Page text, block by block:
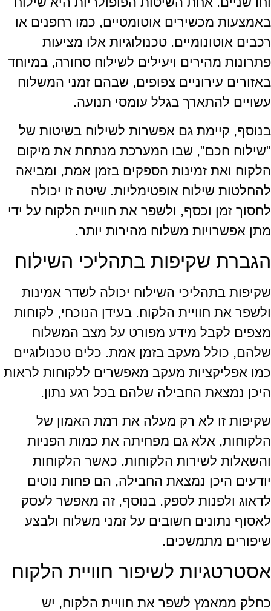
באמצעות מכשירים אוטומטיים, כמו רחפנים או
רכבים אוטונומיים. טכנולוגיות אלו מציעות
פתרונות מהירים ויעילים לשילוח סחורה, במיוחד
באזורים עירוניים צפופים, שבהם זמני המשלוח
עשויים להתארך בגלל עומסי תנועה.
בנוסף, קיימת גם אפשרות לשילוח בשיטות של
"שילוח חכם", שבו המערכת מנתחת את מיקום
הלקוח ואת זמינות הספקים בזמן אמת, ומביאה
להחלטות שילוח אופטימליות. שיטה זו יכולה
לחסוך זמן וכסף, ולשפר את חוויית הלקוח על ידי
מתן אפשרויות משלוח מהירות יותר.
הגברת שקיפות בתהליכי השילוח
שקיפות בתהליכי השילוח יכולה לשדר אמינות
ולשפר את חוויית הלקוח. בעידן הנוכחי, לקוחות
מצפים לקבל מידע מפורט על מצב המשלוח
שלהם, כולל מעקב בזמן אמת. כלים טכנולוגיים
כמו אפליקציות מעקב מאפשרים ללקוחות לראות
היכן נמצאת החבילה שלהם בכל רגע נתון.
שקיפות זו לא רק מעלה את רמת האמון של
הלקוחות, אלא גם מפחיתה את כמות הפניות
והשאלות לשירות הלקוחות. כאשר הלקוחות
יודעים היכן נמצאת החבילה, הם פחות נוטים
לדאוג ולפנות לספק. בנוסף, זה מאפשר לעסק
לאסוף נתונים חשובים על זמני משלוח ולבצע
שיפורים מתמשכים.
אסטרטגיות לשיפור חוויית הלקוח
כחלק ממאמץ לשפר את חוויית הלקוח, יש